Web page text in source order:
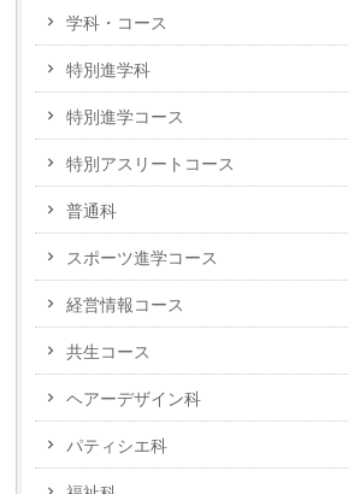
学科・コース
特別進学科
特別進学コース
特別アスリートコース
普通科
スポーツ進学コース
経営情報コース
共生コース
ヘアーデザイン科
パティシエ科